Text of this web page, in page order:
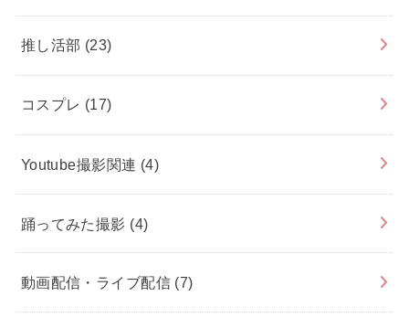
推し活部 (23)
コスプレ (17)
Youtube撮影関連 (4)
踊ってみた撮影 (4)
動画配信・ライブ配信 (7)